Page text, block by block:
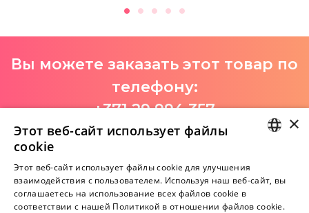
Вы можете заказать этот товар по
телефону:
+371 29 994 357
I-V 9:00-18:00
Пока нет отзывов
Будь первым!
RUSSIAN
×
Этот веб-сайт использует файлы
cookie
Этот веб-сайт использует файлы cookie для улучшения
взаимодействия с пользователем. Используя наш веб-сайт, вы
соглашаетесь на использование всех файлов cookie в
соответствии с нашей Политикой в ​​отношении файлов cookie.